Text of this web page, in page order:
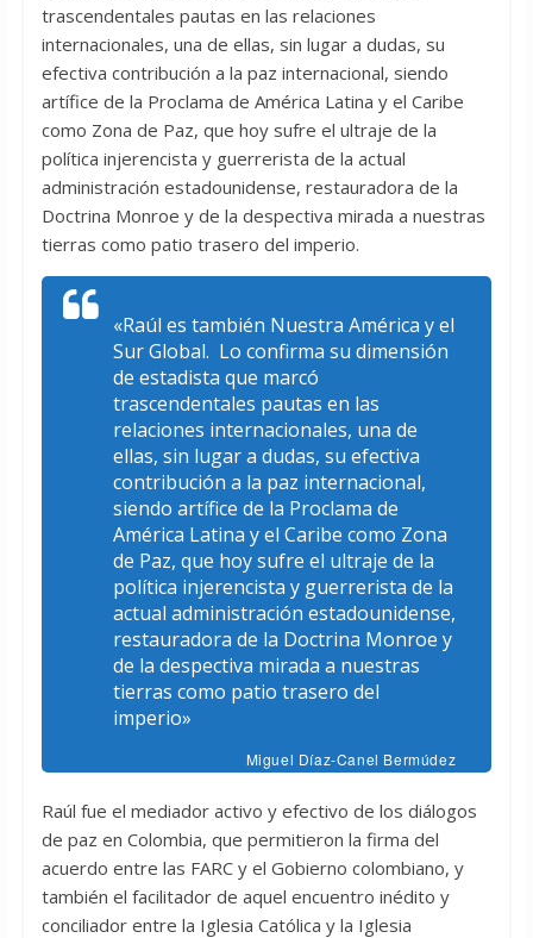
trascendentales pautas en las relaciones
internacionales, una de ellas, sin lugar a dudas, su
efectiva contribución a la paz internacional, siendo
artífice de la Proclama de América Latina y el Caribe
como Zona de Paz, que hoy sufre el ultraje de la
política injerencista y guerrerista de la actual
administración estadounidense, restauradora de la
Doctrina Monroe y de la despectiva mirada a nuestras
tierras como patio trasero del imperio.
«Raúl es también Nuestra América y el
Sur Global. Lo confirma su dimensión
de estadista que marcó
trascendentales pautas en las
relaciones internacionales, una de
ellas, sin lugar a dudas, su efectiva
contribución a la paz internacional,
siendo artífice de la Proclama de
América Latina y el Caribe como Zona
de Paz, que hoy sufre el ultraje de la
política injerencista y guerrerista de la
actual administración estadounidense,
restauradora de la Doctrina Monroe y
de la despectiva mirada a nuestras
tierras como patio trasero del
imperio»
Miguel Díaz-Canel Bermúdez
Raúl fue el mediador activo y efectivo de los diálogos
de paz en Colombia, que permitieron la firma del
acuerdo entre las FARC y el Gobierno colombiano, y
también el facilitador de aquel encuentro inédito y
conciliador entre la Iglesia Católica y la Iglesia